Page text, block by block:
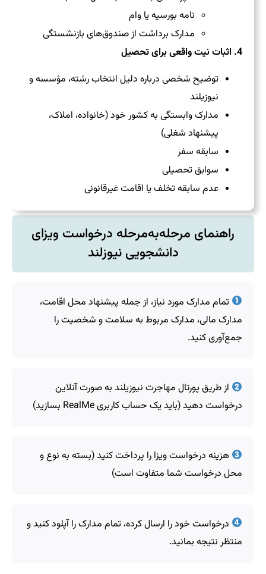
نامه بورسیه یا وام
مدارک برداشت از صندوق‌های بازنشستگی
4. اثبات نیت واقعی برای تحصیل
توضیح شخصی درباره دلیل انتخاب رشته، مؤسسه و
نیوزیلند
مدارک وابستگی به کشور خود (خانواده، املاک،
پیشنهاد شغلی)
سابقه سفر
سوابق تحصیلی
عدم سابقه تخلف یا اقامت غیرقانونی
راهنمای مرحله‌به‌مرحله درخواست ویزای
دانشجویی نیوزلند
تمام مدارک مورد نیاز، از جمله پیشنهاد محل اقامت،
مدارک مالی، مدارک مربوط به سلامت و شخصیت را
جمع‌آوری کنید.
از طریق پورتال مهاجرت نیوزیلند به صورت آنلاین
درخواست دهید (باید یک حساب کاربری RealMe بسازید)
هزینه درخواست ویزا را پرداخت کنید (بسته به نوع و
محل درخواست شما متفاوت است)
درخواست خود را ارسال کرده، تمام مدارک را آپلود کنید و
منتظر نتیجه بمانید.